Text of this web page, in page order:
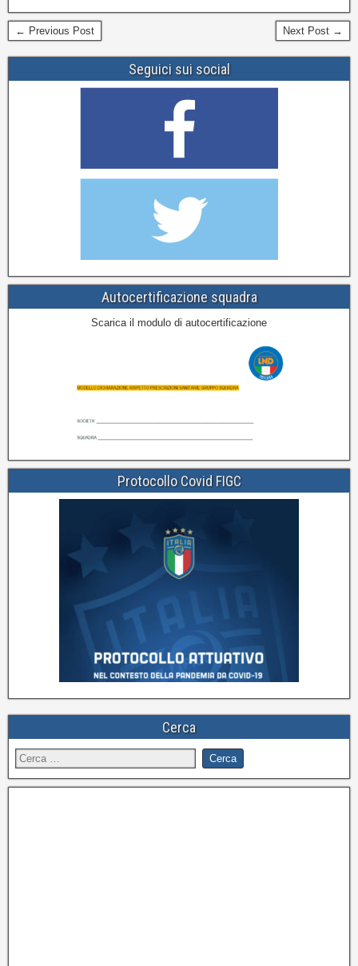
← Previous Post Next Post →
Seguici sui social
Autocertificazione squadra
Scarica il modulo di autocertificazione
Protocollo Covid FIGC
Cerca